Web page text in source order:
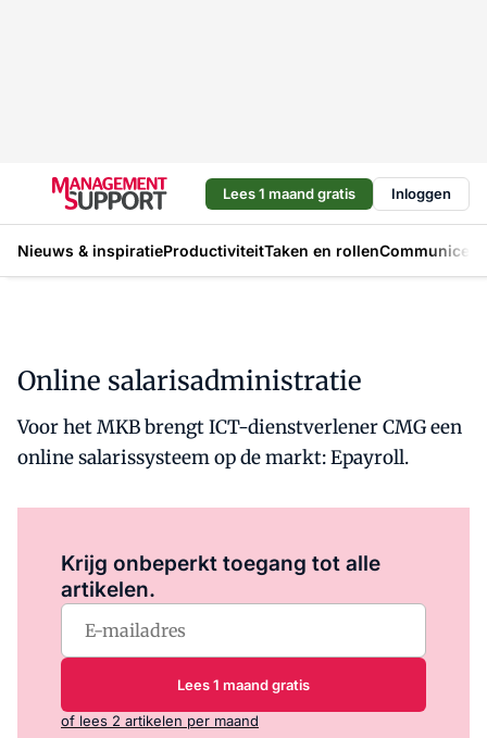
Lees 1 maand gratis Inloggen
Nieuws & inspiratieProductiviteitTaken en rollen
Online salarisadministratie
Voor het MKB brengt ICT-dienstverlener CMG een
online salarissysteem op de markt: Epayroll.
Krijg onbeperkt toegang tot alle
artikelen.
Lees 1 maand gratis
of lees 2 artikelen per maand